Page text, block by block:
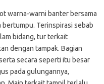
warna-warni banter bersama
Terinspirasi sebab
bidang, tur terkait
dengan tampak. Bagian
secara seperti itu besar
pada gulungannya,